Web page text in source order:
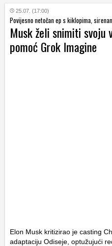
25.07. (17:00)
Povijesno netočan ep s kiklopima,
Musk želi snimiti svoju
pomoć Grok Imagine
Elon Musk kritizirao je casting
adaptaciju Odiseje , optužujući